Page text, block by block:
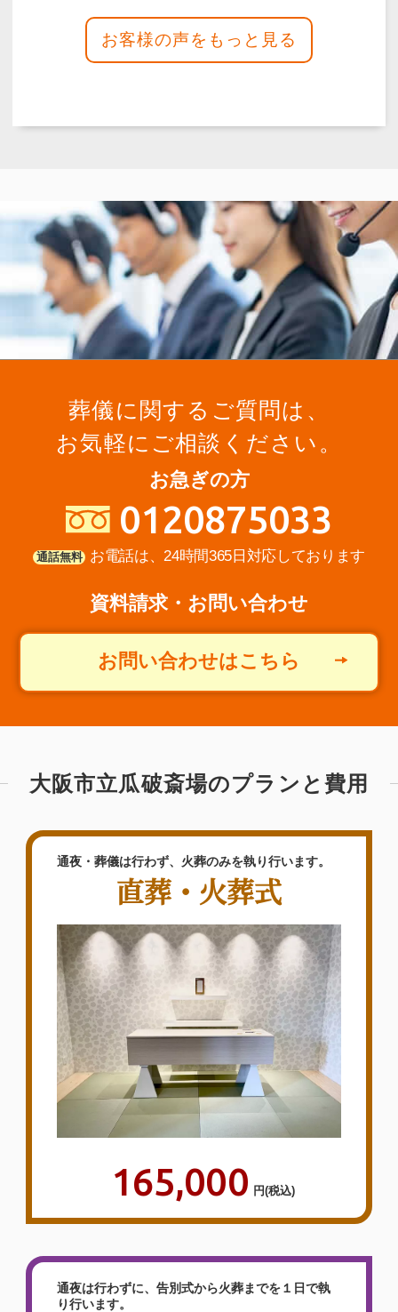
で仕方ないと思ってる。お坊様も色々教え
ていただきよかったです。式場も綺麗だっ
故人の不動産で迷っていました
が、葬儀後サポートで相談でき
てよかった
６丁目２−９）
【お客様のご意見】この度は父のお葬式で
お世話になりました。夜中にも関わらず、
打合せもとても分かりやすくて、費用の相
談にも乗って頂きまして、本当に助かりま
行して頂けました。皆様ありがとうござい
ます。お葬儀後…
詳しく見る
急な変更などにも対応して頂
き、家族共々本当に感謝してお
ります。
2026年05月
泉屋 メモリアルホール奈良
（〒6310016 奈良県 奈良市 学園
朝日町2-5）
【お客様のご意見】真夜中にも関わらず、
お迎えに来てもらって助かりました。こち
らが思っていた通りのお葬儀をして頂いた
と思います。急な変更などにも対応して頂
き、いろいろな事に融通を利かせて頂き、
家族共々本当に感謝しております。またの
時はお願いしようと思います。皆様、お世
話になりまして…
詳しく見る
見積も丁寧な説明でした。分か
りやすかったです。
葬儀に関するご質問は、
お気軽にご相談ください。
お急ぎの方
0120875033
通話無料 お電話は、24時間365日対応しております
資料請求・お問い合わせ
お問い合わせはこちら
大阪市立瓜破斎場のプランと費用
通夜・葬儀は行わず、火葬のみを執り行います。
直葬・火葬式
165,000 円(税込)
通夜は行わずに、告別式から火葬までを１日で執
り行います。